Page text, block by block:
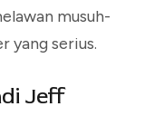
musuh-
yang serius.
Jeff